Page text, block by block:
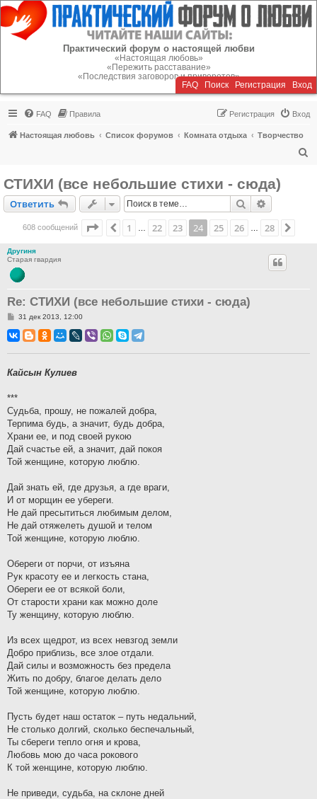
Регистрация
Практический форум о настоящей любви
«Настоящая любовь»
«Пережить расставание»
«Последствия заговоров и приворотов»
FAQ Поиск Регистрация Вход
FAQ Правила Вход
Регистрация
Настоящая любовь Список форумов Комната отдыха
Творчество
СТИХИ (все небольшие стихи - сюда)
Ответить
Ответить Поиск
608 сообщений Страница 24из 28
Пред.
1 22 23 24 25 26 28
Другиня
Старая гвардия
Re: СТИХИ (все небольшие стихи - сюда)
С
о
б
и
31 дек 2013, 12:00
Кайсын Кулиев
***
Судьба, прошу, не пожалей добра,
Терпима будь, а значит, будь добра,
Храни ее, и под своей рукою
Дай счастье ей, а значит, дай покоя
Той женщине, которую люблю.
Дай знать ей, где друзья, а где враги,
И от морщин ее убереги.
Не дай пресытиться любимым делом,
Не дай отяжелеть душой и телом
Той женщине, которую люблю.
Обереги от порчи, от изъяна
Рук красоту ее и легкость стана,
Обереги ее от всякой боли,
От старости храни как можно доле
Ту женщину, которую люблю.
Из всех щедрот, из всех невзгод земли
Добро приблизь, все злое отдали.
Дай силы и возможность без предела
Жить по добру, благое делать дело
Той женщине, которую люблю.
Пусть будет наш остаток – путь недальний,
Не столько долгий, сколько беспечальный,
Ты сбереги тепло огня и крова,
Любовь мою до часа рокового
К той женщине, которую люблю.
Не приведи, судьба, на склоне дней